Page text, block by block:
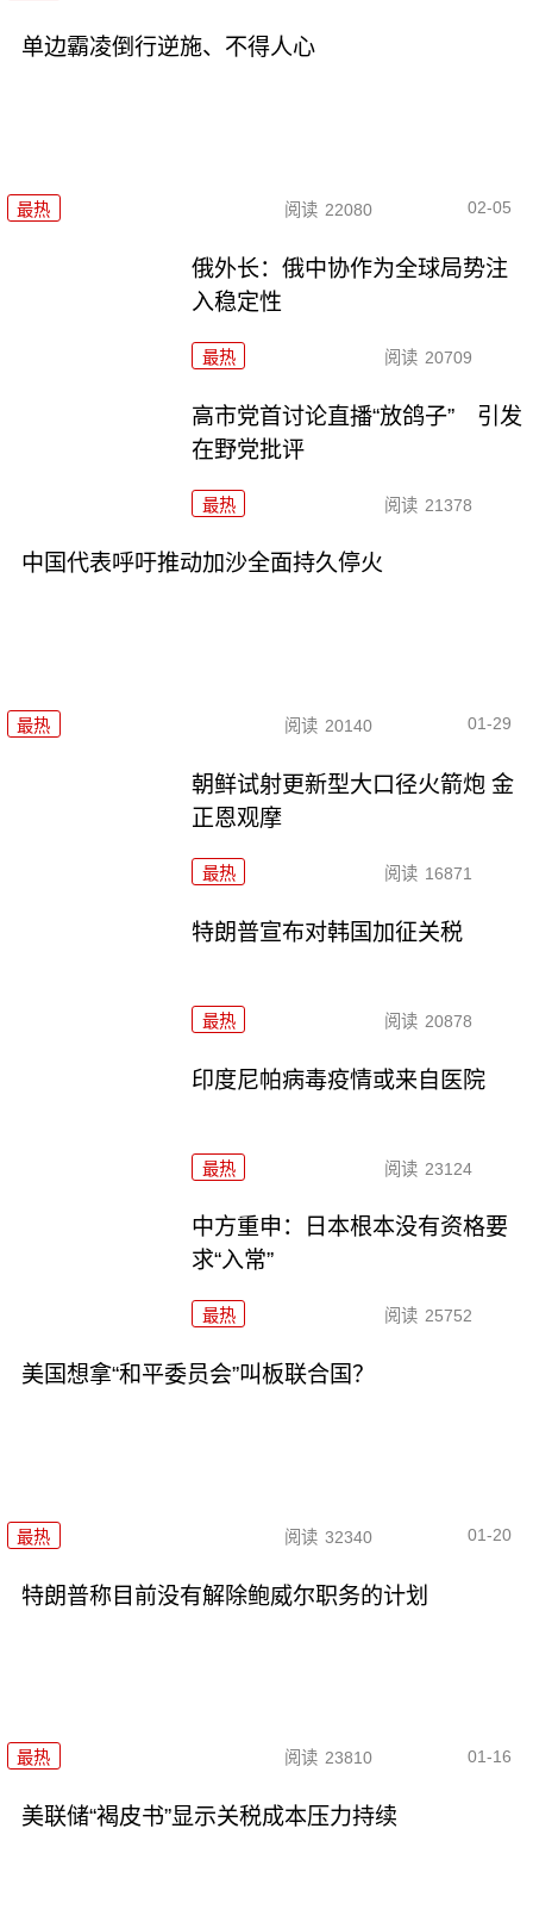
单边霸凌倒行逆施、不得人心
最热 阅读 22080 02-05
俄外长：俄中协作为全球局势注
入稳定性
最热 阅读 20709
高市党首讨论直播“放鸽子” 引发
在野党批评
最热 阅读 21378
中国代表呼吁推动加沙全面持久停火
最热 阅读 20140 01-29
朝鲜试射更新型大口径火箭炮 金
正恩观摩
最热 阅读 16871
特朗普宣布对韩国加征关税
最热 阅读 20878
印度尼帕病毒疫情或来自医院
最热 阅读 23124
中方重申：日本根本没有资格要
求“入常”
最热 阅读 25752
美国想拿“和平委员会”叫板联合国？
最热 阅读 32340 01-20
特朗普称目前没有解除鲍威尔职务的计划
最热 阅读 23810 01-16
美联储“褐皮书”显示关税成本压力持续